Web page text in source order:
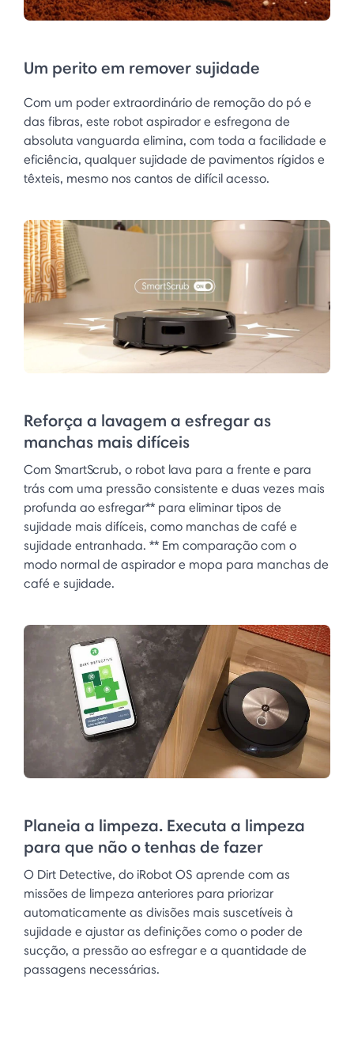
Um perito em remover sujidade
Com um poder extraordinário de remoção do pó e
das fibras, este robot aspirador e esfregona de
absoluta vanguarda elimina, com toda a facilidade e
eficiência, qualquer sujidade de pavimentos rígidos e
têxteis, mesmo nos cantos de difícil acesso.
Reforça a lavagem a esfregar as
manchas mais difíceis
Com SmartScrub, o robot lava para a frente e para
trás com uma pressão consistente e duas vezes mais
profunda ao esfregar** para eliminar tipos de
sujidade mais difíceis, como manchas de café e
sujidade entranhada. ** Em comparação com o
modo normal de aspirador e mopa para manchas de
café e sujidade.
Planeia a limpeza. Executa a limpeza
para que não o tenhas de fazer
O Dirt Detective, do iRobot OS aprende com as
missões de limpeza anteriores para priorizar
automaticamente as divisões mais suscetíveis à
sujidade e ajustar as definições como o poder de
sucção, a pressão ao esfregar e a quantidade de
passagens necessárias.